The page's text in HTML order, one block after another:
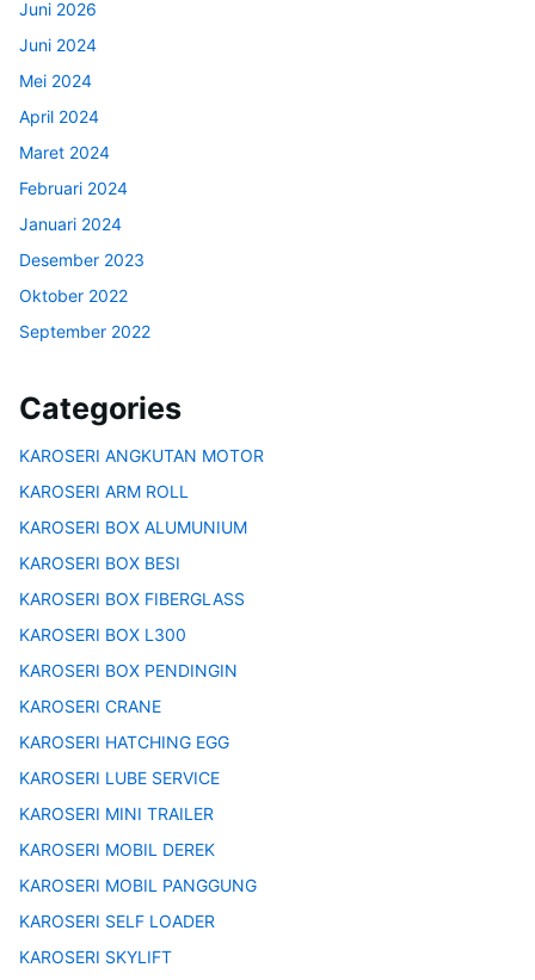
Juni 2026
Juni 2024
Mei 2024
April 2024
Maret 2024
Februari 2024
Januari 2024
Desember 2023
Oktober 2022
September 2022
Categories
KAROSERI ANGKUTAN MOTOR
KAROSERI ARM ROLL
KAROSERI BOX ALUMUNIUM
KAROSERI BOX BESI
KAROSERI BOX FIBERGLASS
KAROSERI BOX L300
KAROSERI BOX PENDINGIN
KAROSERI CRANE
KAROSERI HATCHING EGG
KAROSERI LUBE SERVICE
KAROSERI MINI TRAILER
KAROSERI MOBIL DEREK
KAROSERI MOBIL PANGGUNG
KAROSERI SELF LOADER
KAROSERI SKYLIFT